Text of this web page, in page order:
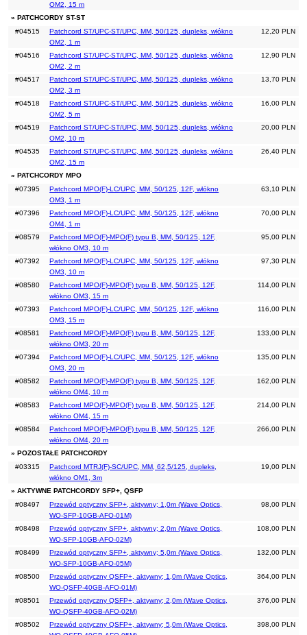
OM2, 15 m
» PATCHCORDY ST-ST
12,20 PLN
#04515
Patchcord ST/UPC-ST/UPC, MM, 50/125, dupleks, włókno
OM2, 1 m
12,90 PLN
#04516
Patchcord ST/UPC-ST/UPC, MM, 50/125, dupleks, włókno
OM2, 2 m
13,70 PLN
#04517
Patchcord ST/UPC-ST/UPC, MM, 50/125, dupleks, włókno
OM2, 3 m
16,00 PLN
#04518
Patchcord ST/UPC-ST/UPC, MM, 50/125, dupleks, włókno
OM2, 5 m
20,00 PLN
#04519
Patchcord ST/UPC-ST/UPC, MM, 50/125, dupleks, włókno
OM2, 10 m
26,40 PLN
#04535
Patchcord ST/UPC-ST/UPC, MM, 50/125, dupleks, włókno
OM2, 15 m
» PATCHCORDY MPO
63,10 PLN
#07395
Patchcord MPO(F)-LC/UPC, MM, 50/125, 12F, włókno
OM3, 1 m
70,00 PLN
#07396
Patchcord MPO(F)-LC/UPC, MM, 50/125, 12F, włókno
OM4, 1 m
95,00 PLN
#08579
Patchcord MPO(F)-MPO(F) typu B, MM, 50/125, 12F,
włókno OM3, 10 m
97,30 PLN
#07392
Patchcord MPO(F)-LC/UPC, MM, 50/125, 12F, włókno
OM3, 10 m
114,00 PLN
#08580
Patchcord MPO(F)-MPO(F) typu B, MM, 50/125, 12F,
włókno OM3, 15 m
116,00 PLN
#07393
Patchcord MPO(F)-LC/UPC, MM, 50/125, 12F, włókno
OM3, 15 m
133,00 PLN
#08581
Patchcord MPO(F)-MPO(F) typu B, MM, 50/125, 12F,
włókno OM3, 20 m
135,00 PLN
#07394
Patchcord MPO(F)-LC/UPC, MM, 50/125, 12F, włókno
OM3, 20 m
162,00 PLN
#08582
Patchcord MPO(F)-MPO(F) typu B, MM, 50/125, 12F,
włókno OM4, 10 m
214,00 PLN
#08583
Patchcord MPO(F)-MPO(F) typu B, MM, 50/125, 12F,
włókno OM4, 15 m
266,00 PLN
#08584
Patchcord MPO(F)-MPO(F) typu B, MM, 50/125, 12F,
włókno OM4, 20 m
» POZOSTAŁE PATCHCORDY
19,00 PLN
#03315
Patchcord MTRJ(F)-SC/UPC, MM, 62,5/125, dupleks,
włókno OM1, 3m
» AKTYWNE PATCHCORDY SFP+, QSFP
98,00 PLN
#08497
Przewód optyczny SFP+, aktywny; 1,0m (Wave Optics,
WO-SFP-10GB-AFO-01M)
108,00 PLN
#08498
Przewód optyczny SFP+, aktywny; 2,0m (Wave Optics,
WO-SFP-10GB-AFO-02M)
132,00 PLN
#08499
Przewód optyczny SFP+, aktywny; 5,0m (Wave Optics,
WO-SFP-10GB-AFO-05M)
364,00 PLN
#08500
Przewód optyczny QSFP+, aktywny; 1,0m (Wave Optics,
WO-QSFP-40GB-AFO-01M)
376,00 PLN
#08501
Przewód optyczny QSFP+, aktywny; 2,0m (Wave Optics,
WO-QSFP-40GB-AFO-02M)
398,00 PLN
#08502
Przewód optyczny QSFP+, aktywny; 5,0m (Wave Optics,